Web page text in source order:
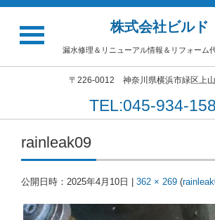
株式会社ビルド
漏水修理＆リニューアル情報＆リフォーム
〒226-0012 神奈川県横浜市緑区上
TEL:045-934-
rainleak09
公開日時： 2025年4月10日 362 × 269 (